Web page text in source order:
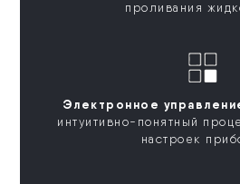
проливания
Электронное
интуитивно-понятный
настроек